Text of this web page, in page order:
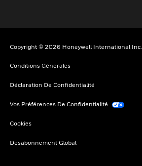
Copyright © 2026 Honeywell International Inc.
Conditions Générales
Déclaration De Confidentialité
Vos Préférences De Confidentialité
Cookies
Désabonnement Global